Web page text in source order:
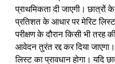
प्राथमिकता दी जाएगी। छात्रों
प्रतिशत के आधार पर मेरिट
परीक्षण के दौरान किसी भी तरह
आवेदन तुरंत रद्द कर दिया जाएगा।
लिस्ट का प्रावधान होगा। यदि